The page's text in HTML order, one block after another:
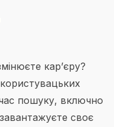
кар’єру?
пошуку, включно
своє